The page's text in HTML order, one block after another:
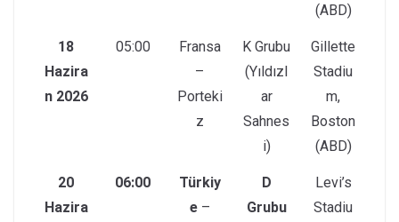
(ABD)
18
Hazira
n 2026
05:00
Fransa
–
Porteki
z
K Grubu
(Yıldızl
ar
Sahnes
i)
Gillette
Stadiu
m,
Boston
(ABD)
20
Hazira
06:00
Türkiy
e–
D
Grubu
Levi’s
Stadiu